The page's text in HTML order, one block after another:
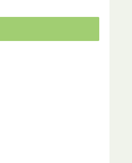
りました。
を考えよう
こんなこと